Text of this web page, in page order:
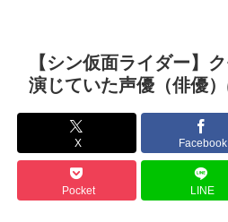
【シン仮面ライダー】
演じていた声優（俳優）
X Facebook
Pocket LINE